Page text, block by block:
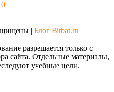
0
| Блог Bitbat.ru
разрешается только с
сайта. Отдельные материалы,
учебные цели.